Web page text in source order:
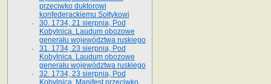
przeciwko duktorowi
konfederackiemu Sołtykowi
30. 1734, 21 sierpnia, Pod
Kobylnicą. Laudum obozowe
generału województwa ruskiego
31. 1734, 23 sierpnia, Pod
Kobylnicą. Laudum obozowe
generału województwa ruskiego
32. 1734, 23 sierpnia, Pod
Kobylnicą. Manifest przeciwko